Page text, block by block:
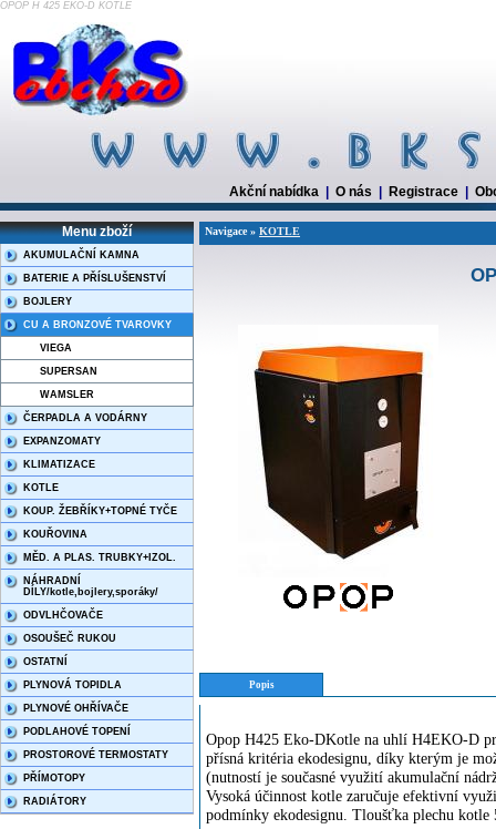
OPOP H 425 EKO-D KOTLE
Akční nabídka O nás Registrace
Menu zboží
AKUMULAČNÍ KAMNA
BATERIE A PŘÍSLUŠENSTVÍ
BOJLERY
CU A BRONZOVÉ TVAROVKY
VIEGA
SUPERSAN
WAMSLER
ČERPADLA A VODÁRNY
EXPANZOMATY
KLIMATIZACE
KOTLE
KOUP. ŽEBŘÍKY+TOPNÉ TYČE
KOUŘOVINA
MĚD. A PLAS. TRUBKY+IZOL.
NÁHRADNÍ
DÍLY/kotle,bojlery,sporáky/
ODVLHČOVAČE
OSOUŠEČ RUKOU
OSTATNÍ
PLYNOVÁ TOPIDLA
PLYNOVÉ OHŘÍVAČE
PODLAHOVÉ TOPENÍ
PROSTOROVÉ TERMOSTATY
PŘÍMOTOPY
RADIÁTORY
Navigace » KOTLE
Popis
Opop H425 Eko-DKotle na uhlí H4EKO-D
přísná kritéria ekodesignu, díky kterým je
(nutností je současné využití akumulační
Vysoká účinnost kotle zaručuje efektivní
podmínky ekodesignu. Tloušťka plechu